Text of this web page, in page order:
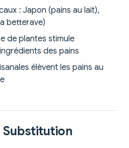
: Japon (pains au lait),
betterave)
de plantes stimule
des pains
élèvent les pains au
Substitution